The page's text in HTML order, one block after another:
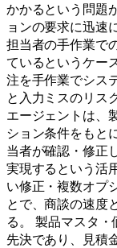
かかるという問題
ョンの要求に迅速
担当者の手作業で
ているというケー
注を手作業でシス
と入力ミスのリス
エージェントは、
ション条件をもと
当者が確認・修正
実現するという活
い修正・複数オプ
とで、商談の速度
る。 製品マスタ
先決であり、見積